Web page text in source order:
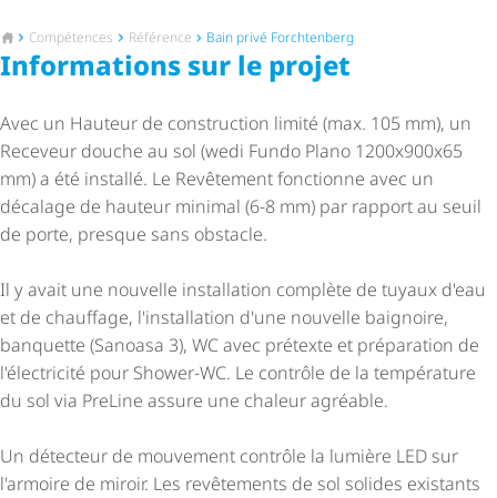
Vers la page d'accueil
Compétences Référence Bain privé Forchtenberg
Informations sur le projet
Avec un Hauteur de construction limité (max. 105 mm), un
Receveur douche au sol (wedi Fundo Plano 1200x900x65
mm) a été installé. Le Revêtement fonctionne avec un
décalage de hauteur minimal (6-8 mm) par rapport au seuil
de porte, presque sans obstacle.
Il y avait une nouvelle installation complète de tuyaux d'eau
et de chauffage, l'installation d'une nouvelle baignoire,
banquette (Sanoasa 3), WC avec prétexte et préparation de
l'électricité pour Shower-WC. Le contrôle de la température
du sol via PreLine assure une chaleur agréable.
Un détecteur de mouvement contrôle la lumière LED sur
l'armoire de miroir. Les revêtements de sol solides existants